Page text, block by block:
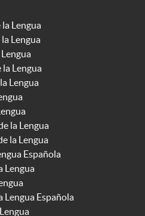
Lengua
Lengua
la Lengua
Lengua
la Lengua
la Lengua
Española
Lengua
Lengua Española